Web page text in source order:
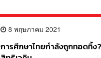
8 พฤษภาคม 2021
การศึกษาไทยกำลังถูกทอดทิ้